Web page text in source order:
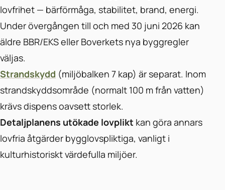
lovfrihet — bärförmåga, stabilitet, brand, energi.
Under övergången till och med 30 juni 2026 kan
äldre BBR/EKS eller Boverkets nya byggregler
väljas.
Strandskydd (miljöbalken 7 kap) är separat. Inom
strandskyddsområde (normalt 100 m från vatten)
krävs dispens oavsett storlek.
Detaljplanens utökade lovplikt kan göra annars
lovfria åtgärder bygglovspliktiga, vanligt i
kulturhistoriskt värdefulla miljöer.